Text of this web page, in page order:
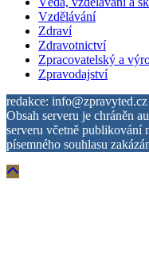
Vzdělávání
Zdraví
Zdravotnictví
Zpracovatelský a
Zpravodajství
redakce: info@zpravyted.cz
Obsah serveru je chráněn
serveru včetně publikování
písemného souhlasu